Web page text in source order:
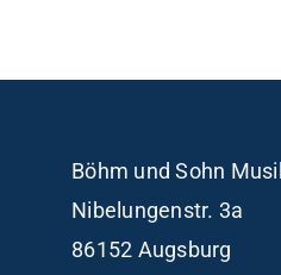
Böhm und Sohn
Nibelungenstr. 3a
86152 Augsburg